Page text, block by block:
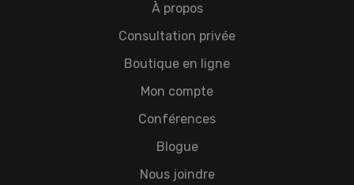
À propos
Consultation privée
Boutique en ligne
Mon compte
Conférences
Blogue
Nous joindre